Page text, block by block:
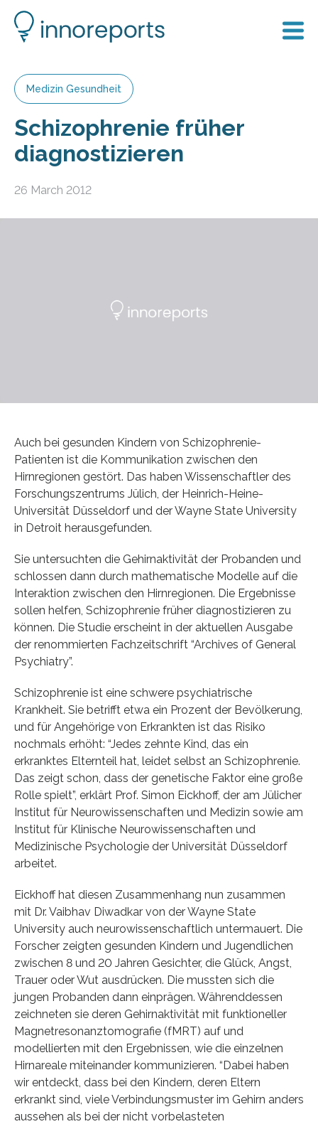
Medizin Gesundheit
Schizophrenie früher
diagnostizieren
26 March 2012
Auch bei gesunden Kindern von Schizophrenie-
Patienten ist die Kommunikation zwischen den
Hirnregionen gestört. Das haben Wissenschaftler des
Forschungszentrums Jülich, der Heinrich-Heine-
Universität Düsseldorf und der Wayne State University
in Detroit herausgefunden.
Sie untersuchten die Gehirnaktivität der Probanden und
schlossen dann durch mathematische Modelle auf die
Interaktion zwischen den Hirnregionen. Die Ergebnisse
sollen helfen, Schizophrenie früher diagnostizieren zu
können. Die Studie erscheint in der aktuellen Ausgabe
der renommierten Fachzeitschrift “Archives of General
Psychiatry”.
Schizophrenie ist eine schwere psychiatrische
Krankheit. Sie betrifft etwa ein Prozent der Bevölkerung,
und für Angehörige von Erkrankten ist das Risiko
nochmals erhöht: “Jedes zehnte Kind, das ein
erkranktes Elternteil hat, leidet selbst an Schizophrenie.
Das zeigt schon, dass der genetische Faktor eine große
Rolle spielt”, erklärt Prof. Simon Eickhoff, der am Jülicher
Institut für Neurowissenschaften und Medizin sowie am
Institut für Klinische Neurowissenschaften und
Medizinische Psychologie der Universität Düsseldorf
arbeitet.
Eickhoff hat diesen Zusammenhang nun zusammen
mit Dr. Vaibhav Diwadkar von der Wayne State
University auch neurowissenschaftlich untermauert. Die
Forscher zeigten gesunden Kindern und Jugendlichen
zwischen 8 und 20 Jahren Gesichter, die Glück, Angst,
Trauer oder Wut ausdrücken. Die mussten sich die
jungen Probanden dann einprägen. Währenddessen
zeichneten sie deren Gehirnaktivität mit funktioneller
Magnetresonanztomografie (fMRT) auf und
modellierten mit den Ergebnissen, wie die einzelnen
Hirnareale miteinander kommunizieren. “Dabei haben
wir entdeckt, dass bei den Kindern, deren Eltern
erkrankt sind, viele Verbindungsmuster im Gehirn anders
aussehen als bei der nicht vorbelasteten